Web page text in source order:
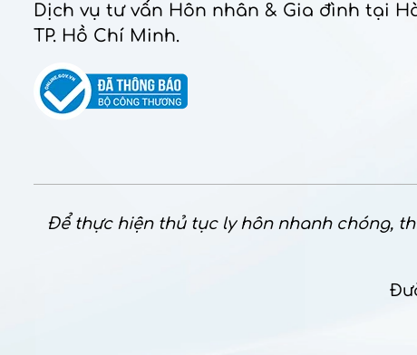
Dịch vụ tư vấn Hôn nhân & Gia đình tại
TP. Hồ Chí Minh.
Để thực hiện thủ tục ly hôn nhanh chóng,